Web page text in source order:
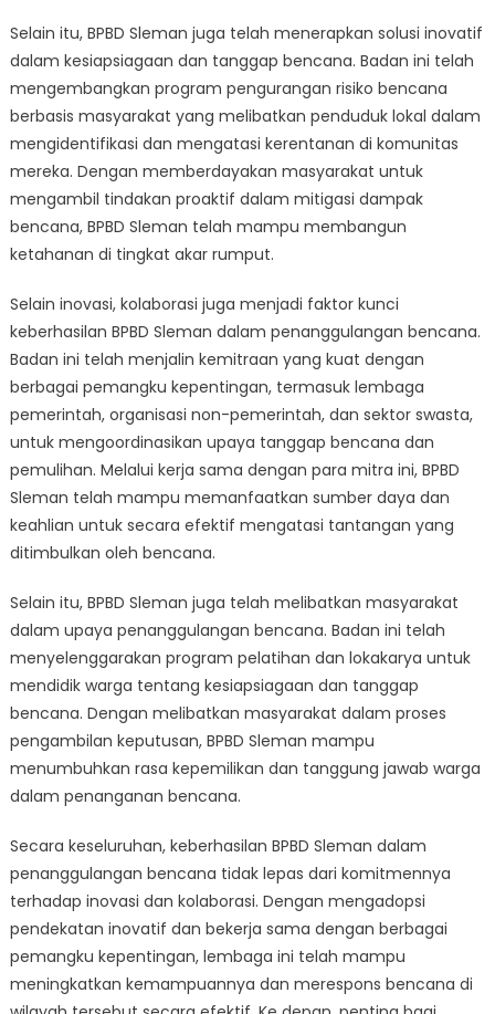
Selain itu, BPBD Sleman juga telah menerapkan solusi inovatif
dalam kesiapsiagaan dan tanggap bencana. Badan ini telah
mengembangkan program pengurangan risiko bencana
berbasis masyarakat yang melibatkan penduduk lokal dalam
mengidentifikasi dan mengatasi kerentanan di komunitas
mereka. Dengan memberdayakan masyarakat untuk
mengambil tindakan proaktif dalam mitigasi dampak
bencana, BPBD Sleman telah mampu membangun
ketahanan di tingkat akar rumput.
Selain inovasi, kolaborasi juga menjadi faktor kunci
keberhasilan BPBD Sleman dalam penanggulangan bencana.
Badan ini telah menjalin kemitraan yang kuat dengan
berbagai pemangku kepentingan, termasuk lembaga
pemerintah, organisasi non-pemerintah, dan sektor swasta,
untuk mengoordinasikan upaya tanggap bencana dan
pemulihan. Melalui kerja sama dengan para mitra ini, BPBD
Sleman telah mampu memanfaatkan sumber daya dan
keahlian untuk secara efektif mengatasi tantangan yang
ditimbulkan oleh bencana.
Selain itu, BPBD Sleman juga telah melibatkan masyarakat
dalam upaya penanggulangan bencana. Badan ini telah
menyelenggarakan program pelatihan dan lokakarya untuk
mendidik warga tentang kesiapsiagaan dan tanggap
bencana. Dengan melibatkan masyarakat dalam proses
pengambilan keputusan, BPBD Sleman mampu
menumbuhkan rasa kepemilikan dan tanggung jawab warga
dalam penanganan bencana.
Secara keseluruhan, keberhasilan BPBD Sleman dalam
penanggulangan bencana tidak lepas dari komitmennya
terhadap inovasi dan kolaborasi. Dengan mengadopsi
pendekatan inovatif dan bekerja sama dengan berbagai
pemangku kepentingan, lembaga ini telah mampu
meningkatkan kemampuannya dan merespons bencana di